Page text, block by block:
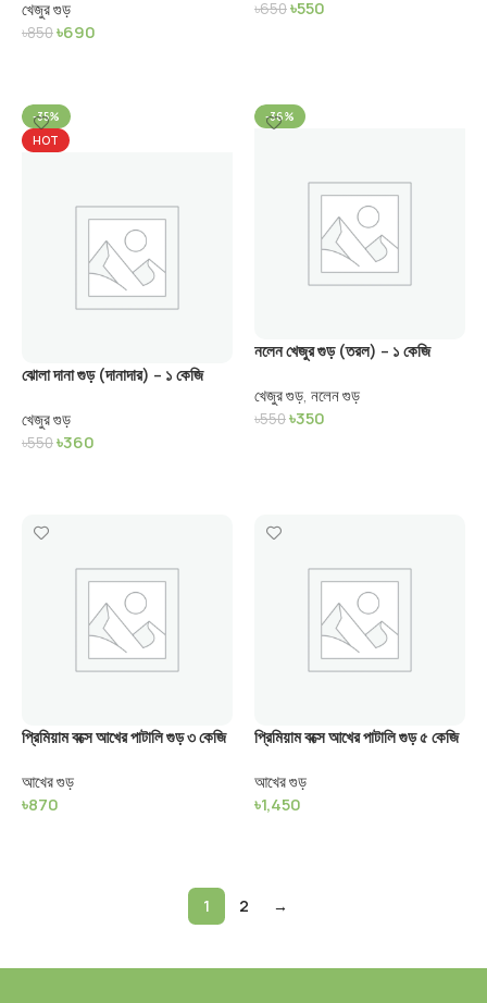
খেজুর গুড়
৳850৳690
৳650৳550
-35%
HOT
ঝোলা দানা গুড় (দানাদার) – ১ কেজি
খেজুর গুড়
৳550৳360
-36%
নলেন খেজুর গুড় (তরল) – ১ কেজি
খেজুর গুড়, নলেন গুড়
৳550৳350
প্রিমিয়াম বক্সে আখের পাটালি গুড় ৩ কেজি
আখের গুড়
৳870
প্রিমিয়াম বক্সে আখের পাটালি গুড় ৫ কেজি
আখের গুড়
৳1,450
1 2 →